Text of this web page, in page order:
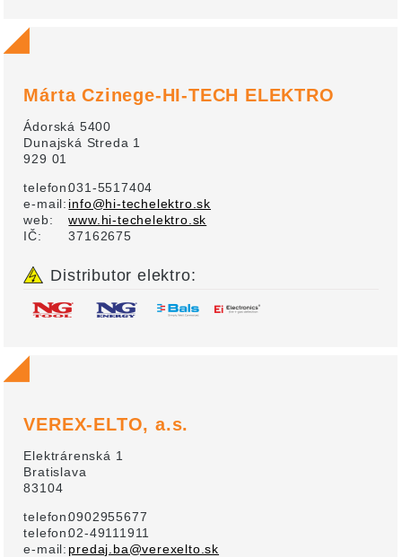
Márta Czinege-HI-TECH ELEKTRO
Ádorská 5400
Dunajská Streda 1
929 01
telefon:031-5517404
e-mail: info@hi-techelektro.sk
web:
www.hi-techelektro.sk
IČ:
37162675
Distributor elektro:
VEREX-ELTO, a.s.
Elektrárenská 1
Bratislava
83104
telefon:0902955677
telefon:02-49111911
e-mail: predaj.ba@verexelto.sk